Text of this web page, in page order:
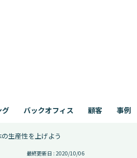
グ バックオフィス 顧客 事例
生産性を上げよう
最終更新日 : 2020/10/06